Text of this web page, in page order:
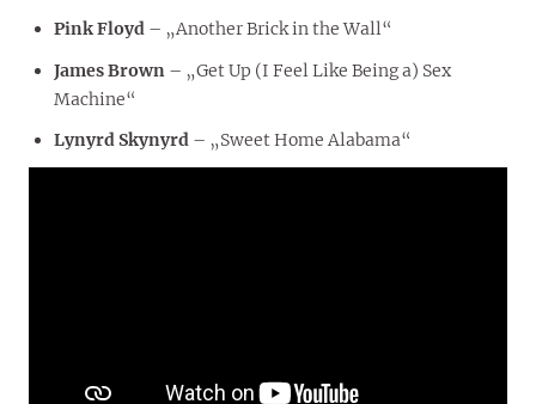
Pink Floyd – „Another Brick in the Wall“
James Brown – „Get Up (I Feel Like Being a) Sex
Machine“
Lynyrd Skynyrd – „Sweet Home Alabama“